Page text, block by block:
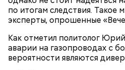
по итогам следствия. Такое
эксперты, опрошенные
Как отметил политолог
аварии на газопроводах с
вероятности являются
Бабич полагает, что зону
окрестности нужно